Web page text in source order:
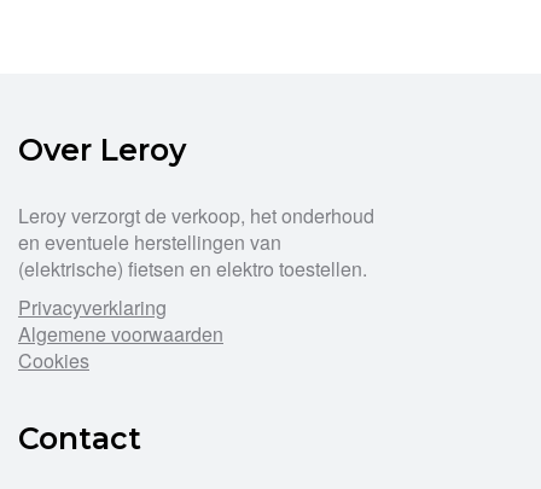
Over Leroy
Leroy verzorgt de verkoop, het onderhoud
en eventuele herstellingen van
(elektrische) fietsen en elektro toestellen.
Privacyverklaring
Algemene voorwaarden
Cookies
Contact